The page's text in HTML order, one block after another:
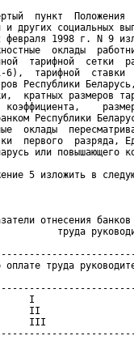
пункт  Положения
и других социальных
февраля 1998 г. N 9
оклады
тарифной  сетки
6),  тарифной  ставки
Республики
кратных размеров
коэффициента,
Республики
оклады
первого  разряда,
или повышающего
5 изложить в
отнесения
труда
труда
I
II
III